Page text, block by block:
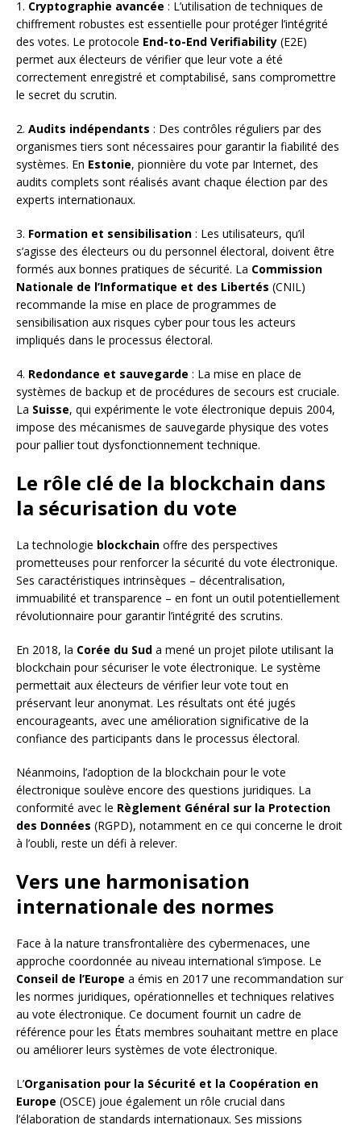
1. Cryptographie avancée : L’utilisation de techniques de
chiffrement robustes est essentielle pour protéger l’intégrité
des votes. Le protocole End-to-End Verifiability (E2E)
permet aux électeurs de vérifier que leur vote a été
correctement enregistré et comptabilisé, sans compromettre
le secret du scrutin.
2. Audits indépendants : Des contrôles réguliers par des
organismes tiers sont nécessaires pour garantir la fiabilité des
systèmes. En Estonie, pionnière du vote par Internet, des
audits complets sont réalisés avant chaque élection par des
experts internationaux.
3. Formation et sensibilisation : Les utilisateurs, qu’il
s’agisse des électeurs ou du personnel électoral, doivent être
formés aux bonnes pratiques de sécurité. La Commission
Nationale de l’Informatique et des Libertés (CNIL)
recommande la mise en place de programmes de
sensibilisation aux risques cyber pour tous les acteurs
impliqués dans le processus électoral.
4. Redondance et sauvegarde : La mise en place de
systèmes de backup et de procédures de secours est cruciale.
La Suisse, qui expérimente le vote électronique depuis 2004,
impose des mécanismes de sauvegarde physique des votes
pour pallier tout dysfonctionnement technique.
Le rôle clé de la blockchain dans
la sécurisation du vote
La technologie blockchain offre des perspectives
prometteuses pour renforcer la sécurité du vote électronique.
Ses caractéristiques intrinsèques – décentralisation,
immuabilité et transparence – en font un outil potentiellement
révolutionnaire pour garantir l’intégrité des scrutins.
En 2018, la Corée du Sud a mené un projet pilote utilisant la
blockchain pour sécuriser le vote électronique. Le système
permettait aux électeurs de vérifier leur vote tout en
préservant leur anonymat. Les résultats ont été jugés
encourageants, avec une amélioration significative de la
confiance des participants dans le processus électoral.
Néanmoins, l’adoption de la blockchain pour le vote
électronique soulève encore des questions juridiques. La
conformité avec le Règlement Général sur la Protection
des Données (RGPD), notamment en ce qui concerne le droit
à l’oubli, reste un défi à relever.
Vers une harmonisation
internationale des normes
Face à la nature transfrontalière des cybermenaces, une
approche coordonnée au niveau international s’impose. Le
Conseil de l’Europe a émis en 2017 une recommandation sur
les normes juridiques, opérationnelles et techniques relatives
au vote électronique. Ce document fournit un cadre de
référence pour les États membres souhaitant mettre en place
ou améliorer leurs systèmes de vote électronique.
L’Organisation pour la Sécurité et la Coopération en
Europe (OSCE) joue également un rôle crucial dans
l’élaboration de standards internationaux. Ses missions